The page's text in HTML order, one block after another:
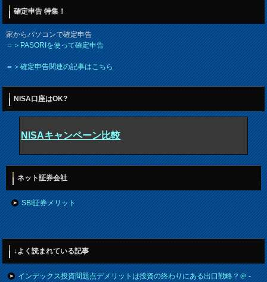
確定申告 特集！
家からパソコンで確定申告
＝＞PASORIを使って確定申告
＝＞確定申告関連の記事はこちら
NISA口座はOK?
NISAキャンペーン比較
ネット証券会社
SBI証券メリット
↓よく読まれている記事
インデックス投資問題点デメリットは投資の終わりにある出口戦略？＠-